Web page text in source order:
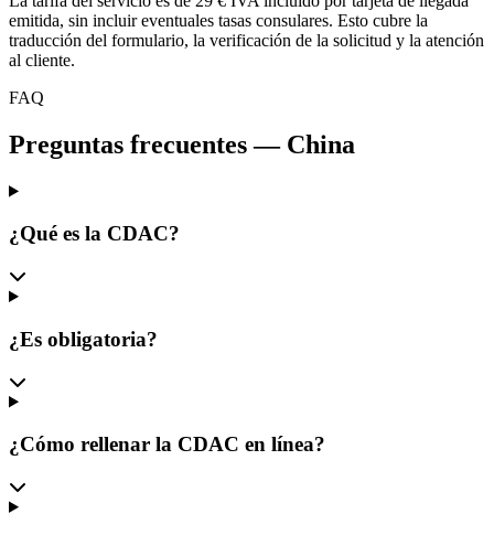
emitida, sin incluir eventuales tasas consulares. Esto cubre la
traducción del formulario, la verificación de la solicitud y la atención
al cliente.
FAQ
Preguntas frecuentes— China
¿Qué es la CDAC?
¿Es obligatoria?
¿Cómo rellenar la CDAC en línea?